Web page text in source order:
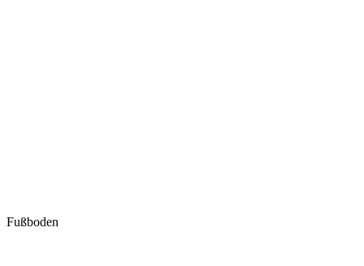
Fußboden